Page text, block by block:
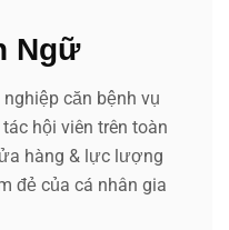
Ngữ
căn bệnh vụ
hội viên trên toàn
hàng & lực lượng
đẻ của cá nhân gia